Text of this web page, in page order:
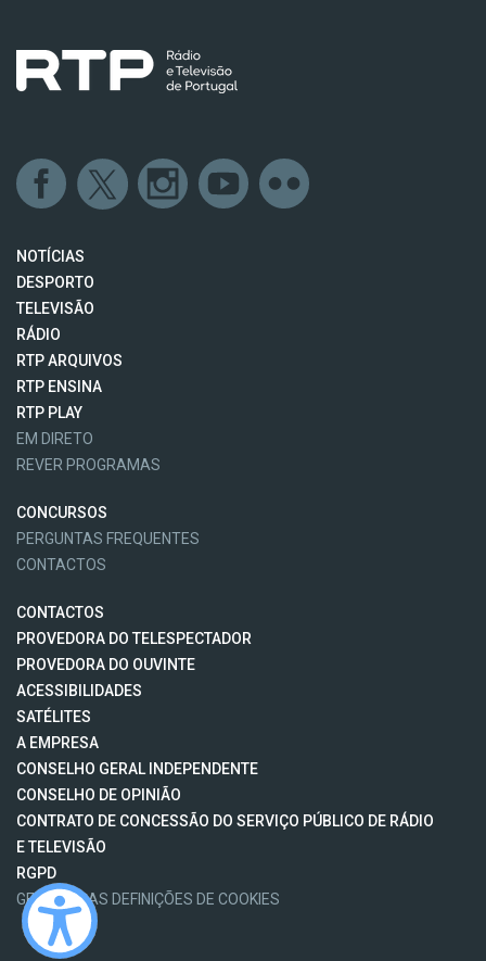
NOTÍCIAS
DESPORTO
TELEVISÃO
RÁDIO
RTP ARQUIVOS
RTP ENSINA
RTP PLAY
EM DIRETO
REVER PROGRAMAS
CONCURSOS
PERGUNTAS FREQUENTES
CONTACTOS
CONTACTOS
PROVEDORA DO TELESPECTADOR
PROVEDORA DO OUVINTE
ACESSIBILIDADES
SATÉLITES
A EMPRESA
CONSELHO GERAL INDEPENDENTE
CONSELHO DE OPINIÃO
CONTRATO DE CONCESSÃO DO SERVIÇO PÚBLICO DE RÁDIO
E TELEVISÃO
RGPD
GESTÃO DAS DEFINIÇÕES DE COOKIES